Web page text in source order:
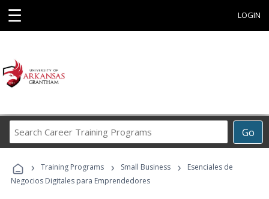
☰ LOGIN
Go
Career
Programs
› Training Programs › Small Business ›
Esenciales de
Negocios Digitales para Emprendedores